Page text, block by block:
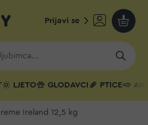
Prijavi se
Moja
LJETO GLODAVCI PTICE
Ireland 12,5 kg